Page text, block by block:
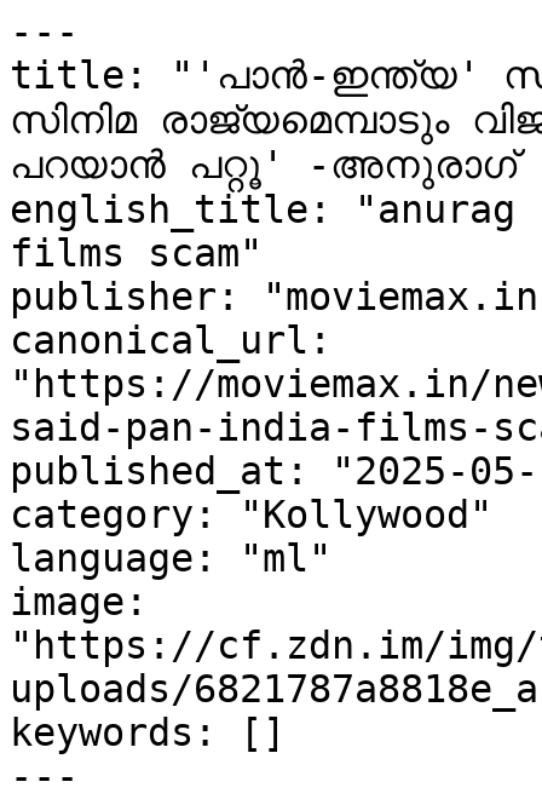
---
title: "'പാൻ-ഇന്ത്യ'
സിനിമ രാജ്യമെമ്പാടും
പറയാന്‍ പറ്റൂ' -
english_title: "anurag
films scam"
publisher:
canonical_url:
"https://moviemax.in/
said-pan-india-films-
published_at: "2025-05-
category: "Kollywood"
language: "ml"
image:
"https://cf.zdn.im/img/
uploads/
keywords: []
---